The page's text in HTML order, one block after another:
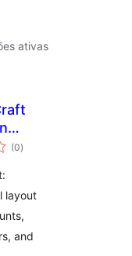
ativas
(0total
de
)
layout
and